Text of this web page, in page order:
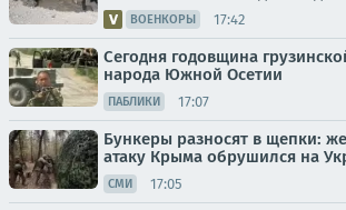
ВОЕНКОРЫ 17:42
Сегодня годовщина
народа Южной Осетии
ПАБЛИКИ 17:07
Бункеры разносят в щепки:
атаку Крыма обрушился на
СМИ 17:05